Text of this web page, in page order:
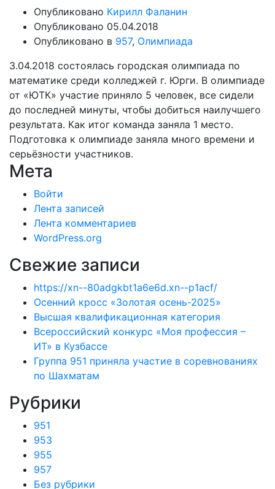
Опубликовано Кирилл Фаланин
Опубликовано 05.04.2018
Опубликовано в 957, Олимпиада
3.04.2018 состоялась городская олимпиада по
математике среди колледжей г. Юрги. В олимпиаде
от «ЮТК» участие приняло 5 человек, все сидели
до последней минуты, чтобы добиться наилучшего
результата. Как итог команда заняла 1 место.
Подготовка к олимпиаде заняла много времени и
серьёзности участников.
Мета
Войти
Лента записей
Лента комментариев
WordPress.org
Свежие записи
https://xn--80adgkbt1a6e6d.xn--p1acf/
Осенний кросс «Золотая осень-2025»
Высшая квалификационная категория
Всероссийский конкурс «Моя профессия –
ИТ» в Кузбассе
Группа 951 приняла участие в соревнованиях
по Шахматам
Рубрики
951
953
955
957
Без рубрики